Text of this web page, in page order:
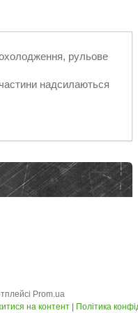
рульове
надсилаються
Prom.ua
на контент Політика